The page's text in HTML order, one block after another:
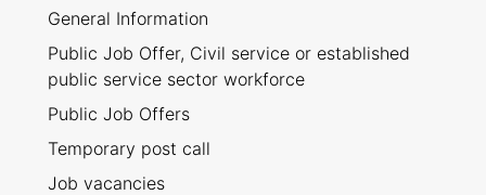
General Information
Public Job Offer, Civil service or established
public service sector workforce
Public Job Offers
Temporary post call
Job vacancies